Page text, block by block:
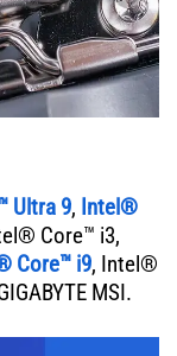
Ultra 9, Intel®
Core™ i3,
Core™ i9, Intel®
MSI.